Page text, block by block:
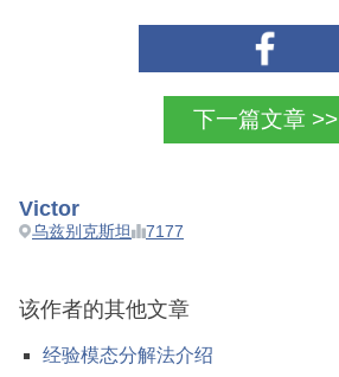
下一篇文章 >>
Victor
乌兹别克斯坦 7177
该作者的其他文章
经验模态分解法介绍